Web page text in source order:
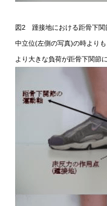
図2 踵接地における距骨下関
中立位(左側の写真)の時より
より大きな負荷が距骨下関節